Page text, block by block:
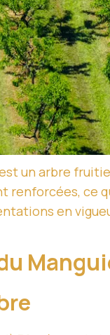
un arbre
renforcées, ce
en